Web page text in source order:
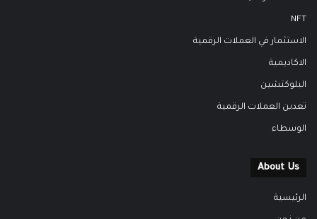
NFT
الاستثمار في العملات الرقمية
الاكاديمية
البلوكتشين
تعدين العملات الرقمية
الوسطاء
About Us
الرئيسية